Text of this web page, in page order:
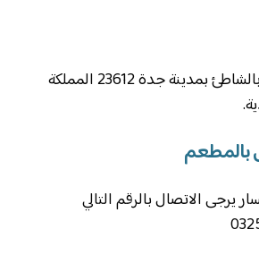
يوجد المطعم بالشاطئ بمدينة جدة 23612 المملكة
بالمطعم
يرجى الاتصال بالرقم التالي